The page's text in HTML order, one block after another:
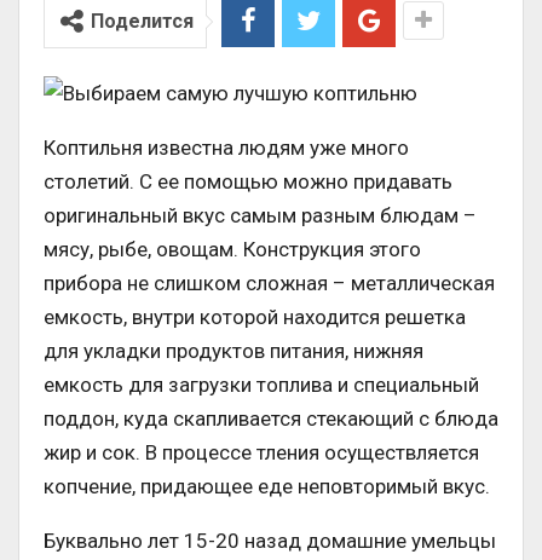
Поделится
Коптильня известна людям уже много
столетий. С ее помощью можно придавать
оригинальный вкус самым разным блюдам –
мясу, рыбе, овощам. Конструкция этого
прибора не слишком сложная – металлическая
емкость, внутри которой находится решетка
для укладки продуктов питания, нижняя
емкость для загрузки топлива и специальный
поддон, куда скапливается стекающий с блюда
жир и сок. В процессе тления осуществляется
копчение, придающее еде неповторимый вкус.
Буквально лет 15-20 назад домашние умельцы